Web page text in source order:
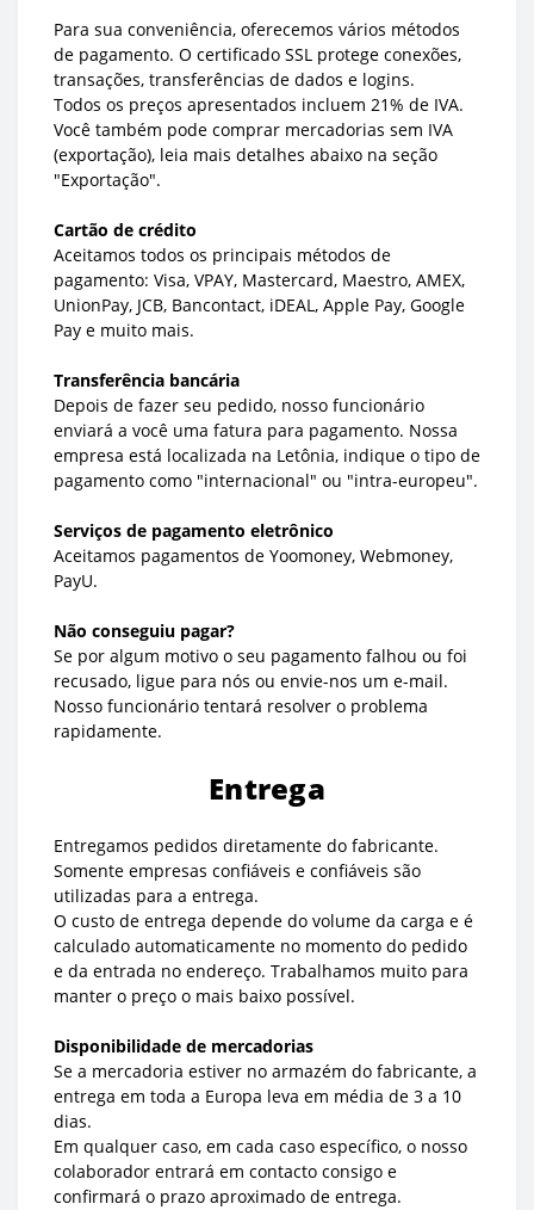
Para sua conveniência, oferecemos vários métodos
de pagamento. O certificado SSL protege conexões,
transações, transferências de dados e logins.
Todos os preços apresentados incluem 21% de IVA.
Você também pode comprar mercadorias sem IVA
(exportação), leia mais detalhes abaixo na seção
"Exportação".
Cartão de crédito
Aceitamos todos os principais métodos de
pagamento: Visa, VPAY, Mastercard, Maestro, AMEX,
UnionPay, JCB, Bancontact, iDEAL, Apple Pay, Google
Pay e muito mais.
Transferência bancária
Depois de fazer seu pedido, nosso funcionário
enviará a você uma fatura para pagamento. Nossa
empresa está localizada na Letônia, indique o tipo de
pagamento como "internacional" ou "intra-europeu".
Serviços de pagamento eletrônico
Aceitamos pagamentos de Yoomoney, Webmoney,
PayU.
Não conseguiu pagar?
Se por algum motivo o seu pagamento falhou ou foi
recusado, ligue para nós ou envie-nos um e-mail.
Nosso funcionário tentará resolver o problema
rapidamente.
Entrega
Entregamos pedidos diretamente do fabricante.
Somente empresas confiáveis e confiáveis são
utilizadas para a entrega.
O custo de entrega depende do volume da carga e é
calculado automaticamente no momento do pedido
e da entrada no endereço. Trabalhamos muito para
manter o preço o mais baixo possível.
Disponibilidade de mercadorias
Se a mercadoria estiver no armazém do fabricante, a
entrega em toda a Europa leva em média de 3 a 10
dias.
Em qualquer caso, em cada caso específico, o nosso
colaborador entrará em contacto consigo e
confirmará o prazo aproximado de entrega.